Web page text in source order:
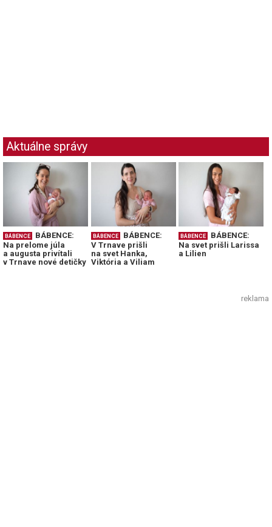
Aktuálne správy
BÁBENCE
BÁBENCE:
Na prelome júla
a augusta privítali
v Trnave nové detičky
BÁBENCE
BÁBENCE:
V Trnave prišli
na svet Hanka,
Viktória a Viliam
BÁBENCE
BÁBENCE:
Na svet prišli Larissa
a Lilien
reklama